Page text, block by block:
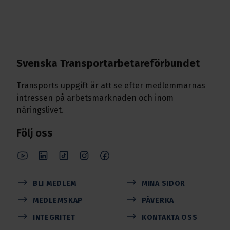
Svenska Transport­arbetare­förbundet
Transports uppgift är att se efter medlemmarnas
intressen på arbetsmarknaden och inom
näringslivet.
Följ oss
BLI MEDLEM
MINA SIDOR
MEDLEMSKAP
PÅVERKA
INTEGRITET
KONTAKTA OSS